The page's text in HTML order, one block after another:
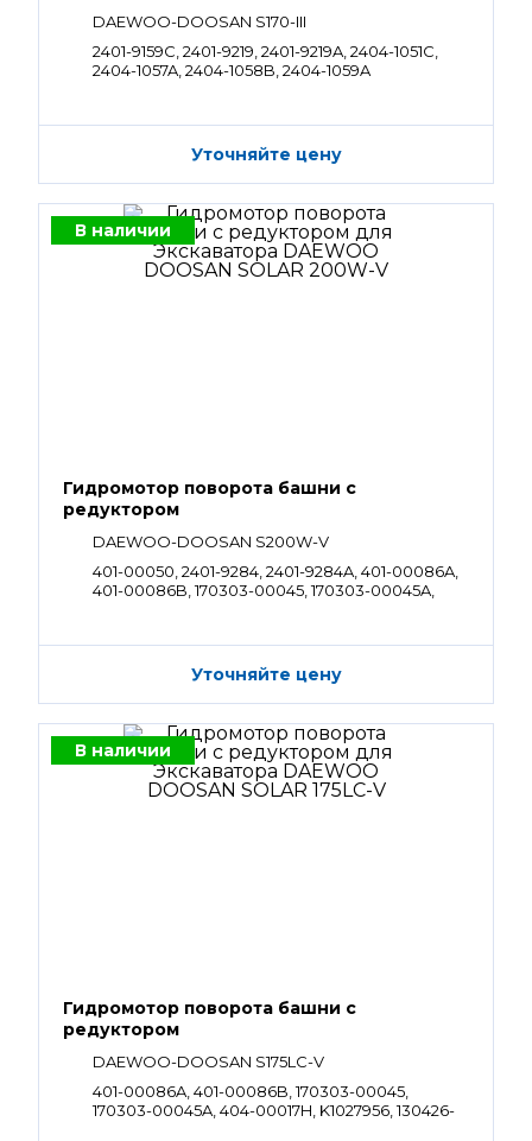
DAEWOO-DOOSAN S170-III
2401-9159С, 2401-9219, 2401-9219A, 2404-1051C,
2404-1057A, 2404-1058B, 2404-1059A
Уточняйте цену
В наличии
Гидромотор поворота башни с
редуктором
DAEWOO-DOOSAN S200W-V
401-00050, 2401-9284, 2401-9284A, 401-00086A,
401-00086B, 170303-00045, 170303-00045A,
130426-00004
Уточняйте цену
В наличии
Гидромотор поворота башни с
редуктором
DAEWOO-DOOSAN S175LC-V
401-00086A, 401-00086B, 170303-00045,
170303-00045A, 404-00017H, K1027956, 130426-